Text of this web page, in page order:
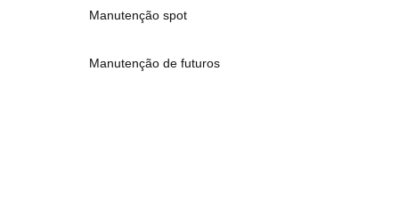
Manutenção spot
Manutenção de futuros